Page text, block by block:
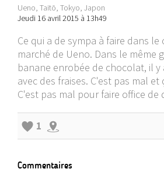
Ueno, Taitō, Tokyo, Japon
Jeudi 16 avril 2015 à 13h49
Ce qui a de sympa à faire dans le
marché de Ueno. Dans le même
banane enrobée de chocolat, il y
avec des fraises. C'est pas mal
C'est pas mal pour faire office de
1
Commentaires